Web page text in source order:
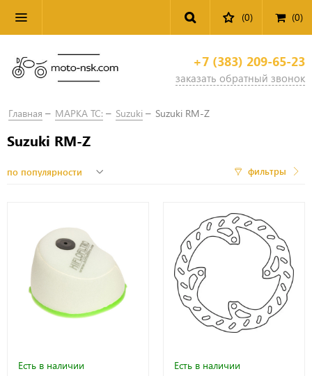
(0) (0)
+7 (383) 209-65-23
заказать обратный звонок
Главная МАРКА ТС: Suzuki Suzuki RM-Z
Suzuki RM-Z
фильтры
Есть в наличии
Есть в наличии